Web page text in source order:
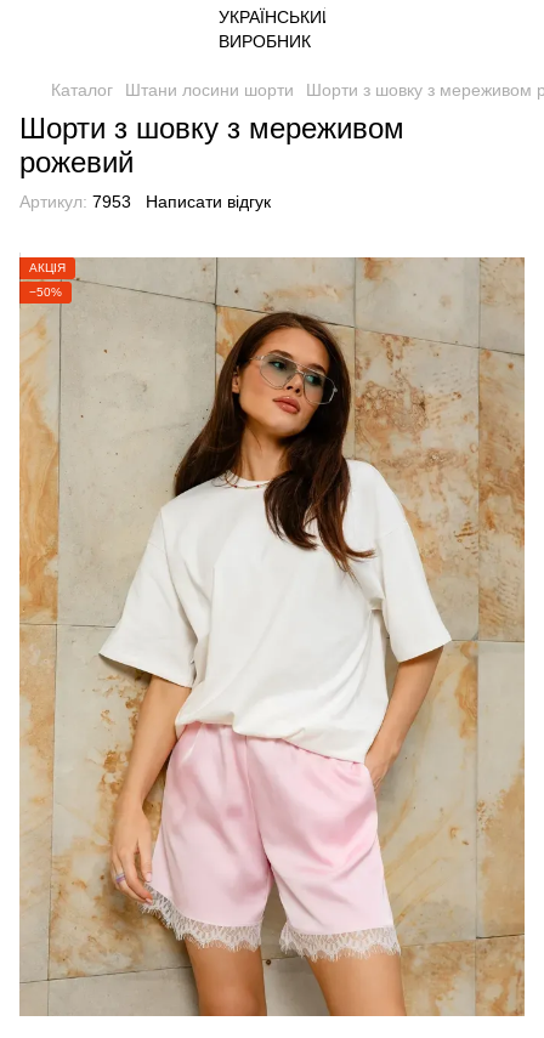
Каталог Штани лосини шорти Шорти з шовку з мереживом
Шорти з шовку з мереживом
рожевий
Артикул: 7953 Написати відгук
АКЦІЯ
−50%